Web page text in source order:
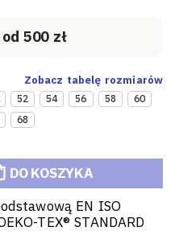
500 zł
Zobacz tabelę rozmiarów
52 54 56 58
60
68
DO KOSZYKA
EN ISO
TEX® STANDARD